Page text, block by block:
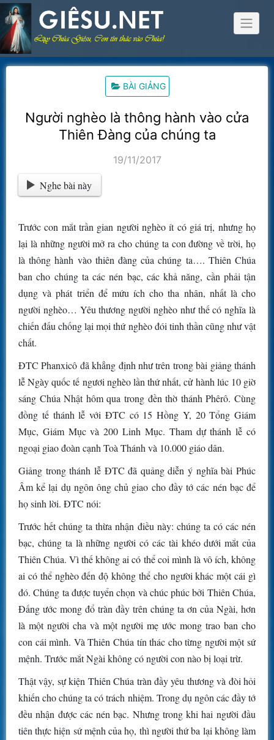
Skip
to
content
BÀI GIẢNG
Người nghèo là thông hành vào cửa
Thiên Đàng của chúng ta
19/11/2017
Nghe bài này
Trước con mắt trần gian người nghèo ít có giá trị, nhưng họ
lại là những người mở ra cho chúng ta con đường về trời, họ
là thông hành vào thiên đàng của chúng ta…. Thiên Chúa
ban cho chúng ta các nén bạc, các khả năng, cần phải tận
dụng và phát triển để mứu ích cho tha nhân, nhất là cho
người nghèo… Yêu thương người nghèo như thế có nghĩa là
chiến đấu chống lại mọi thứ nghèo đói tinh thần cũng như vật
chất.
ĐTC Phanxicô đã khẳng định như trên trong bài giảng thánh
lễ Ngày quốc tế ngươi nghèo lần thứ nhất, cử hành lúc 10 giờ
sáng Chúa Nhật hôm qua trong đền thờ thánh Phêrô. Cùng
đồng tế thánh lễ với ĐTC có 15 Hồng Y, 20 Tổng Giám
Mục, Giám Mục và 200 Linh Mục. Tham dự thánh lễ có
ngoại giao đoàn cạnh Toà Thánh và 10.000 giáo dân.
Giảng trong thánh lễ ĐTC đã quảng diễn ý nghĩa bài Phúc
Âm kể lại dụ ngôn ông chủ giao cho đầy tớ các nén bạc để
họ sinh lời. ĐTC nói:
Trước hết chúng ta thừa nhận điều này: chúng ta có các nén
bạc, chúng ta là những người có các tài khéo dưới mắt của
Thiên Chúa. Vì thế không ai có thể coi mình là vô ích, không
ai có thể nghèo đến độ không thể cho người khác một cái gì
đó. Chúng ta được tuyển chọn và chúc phúc bởi Thiên Chúa,
Đấng ước mong đổ tràn đầy trên chúng ta ơn của Ngài, hơn
là một người cha và một người mẹ ước mong trao ban cho
con cái mình. Và Thiên Chúa tín thác cho từng người một sứ
mệnh. Trước mắt Ngài không có người con nào bị loại trừ.
Thật vậy, sự kiện Thiên Chúa tràn đầy yêu thương và đòi hỏi
khiến cho chúng ta có trách nhiệm. Trong dụ ngôn các đầy tớ
đều nhận được các nén bạc. Nhưng trong khi hai người đầu
tiên thực hiện sứ mệnh của họ, thì người thứ ba lại không làm